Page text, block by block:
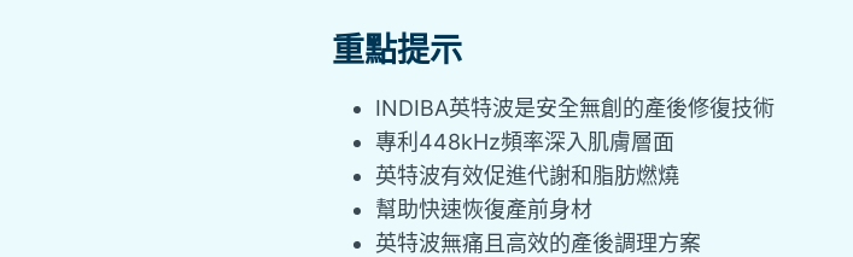
重點提示
INDIBA英特波是安全無創的產後修復技術
專利448kHz頻率深入肌膚層面
英特波有效促進代謝和脂肪燃燒
幫助快速恢復產前身材
英特波無痛且高效的產後調理方案